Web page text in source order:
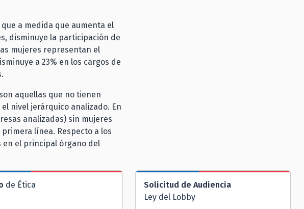
a medida que aumenta el
disminuye la participación de
mujeres representan el
a 23% en los cargos de
aquellas que no tienen
nivel jerárquico analizado. En
analizadas) sin mujeres
línea. Respecto a los
en el principal órgano del
de Ética
Solicitud de Audiencia
Ley del Lobby